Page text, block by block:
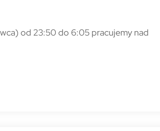
od 23:50 do 6:05 pracujemy nad